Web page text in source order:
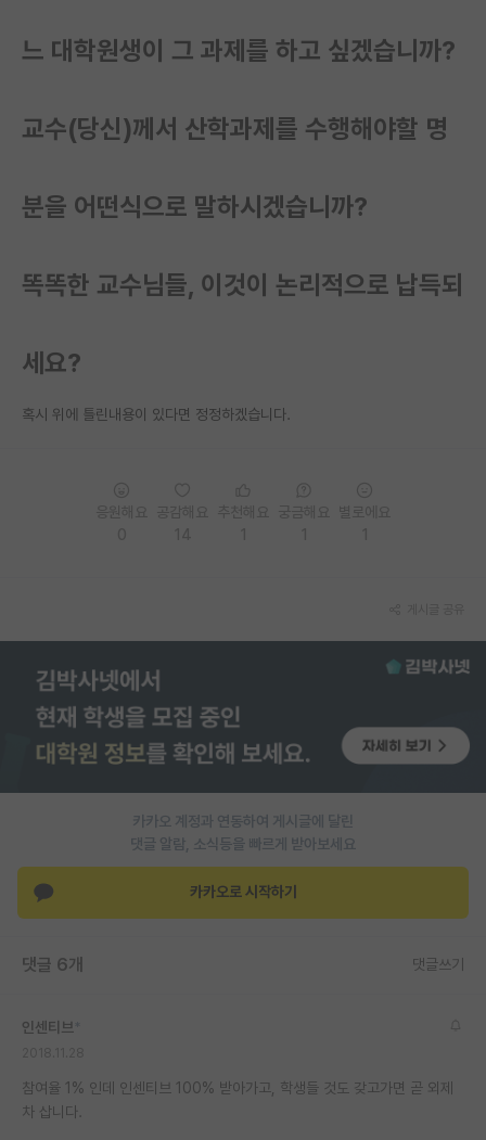
반도체 아카데미
느 대학원생이 그 과제를 하고 싶겠습니까?
교수(당신)께서 산학과제를 수행해야할 명
분을 어떤식으로 말하시겠습니까?
똑똑한 교수님들, 이것이 논리적으로 납득되
세요?
혹시 위에 틀린내용이 있다면 정정하겠습니다.
카카오 계정과 연동하여 게시글에 달린
댓글 알람, 소식등을 빠르게 받아보세요
카카오로 시작하기
댓글 6개 댓글쓰기
인센티브
참여율 1% 인데 인센티브 100% 받아가고, 학생들 것도 갖고가면 곧 외제
차 삽니다.